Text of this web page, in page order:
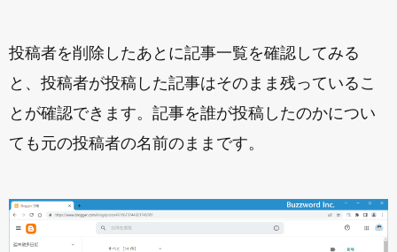
投稿者を削除したあとに記事一覧を確認してみる
と、投稿者が投稿した記事はそのまま残っているこ
とが確認できます。記事を誰が投稿したのかについ
ても元の投稿者の名前のままです。